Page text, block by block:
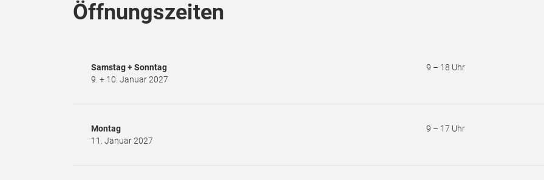
Öffnungszeiten
Samstag + Sonntag
9. + 10. Januar 2027
9 – 18 Uhr
Montag
11. Januar 2027
9 – 17 Uhr